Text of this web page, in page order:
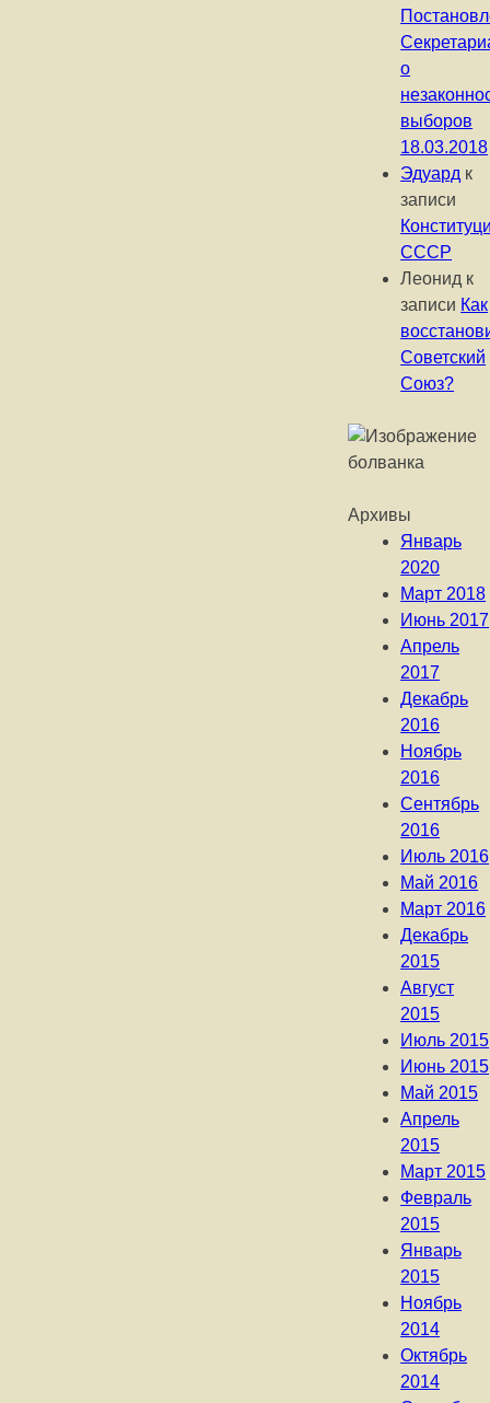
о
выборов
18.03.2018
Эдуард к
записи
СССР
Леонид к
записи Как
Советский
Союз?
Архивы
Январь
2020
Март 2018
Июнь 2017
Апрель
2017
Декабрь
2016
Ноябрь
2016
Сентябрь
2016
Июль 2016
Май 2016
Март 2016
Декабрь
2015
Август
2015
Июль 2015
Июнь 2015
Май 2015
Апрель
2015
Март 2015
Февраль
2015
Январь
2015
Ноябрь
2014
Октябрь
2014